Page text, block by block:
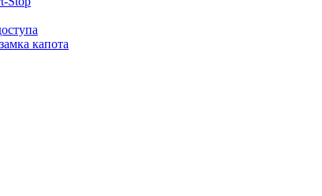
капота